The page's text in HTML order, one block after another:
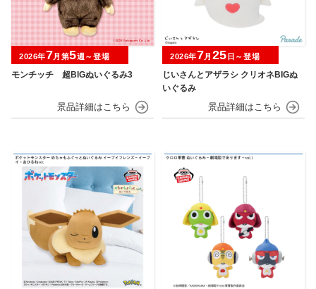
モンチッチ 超BIGぬいぐるみ3
2026年7月第5週～登場
じいさんとアザラシ クリオネBIGぬ
いぐるみ
2026年7月 25 日～登場